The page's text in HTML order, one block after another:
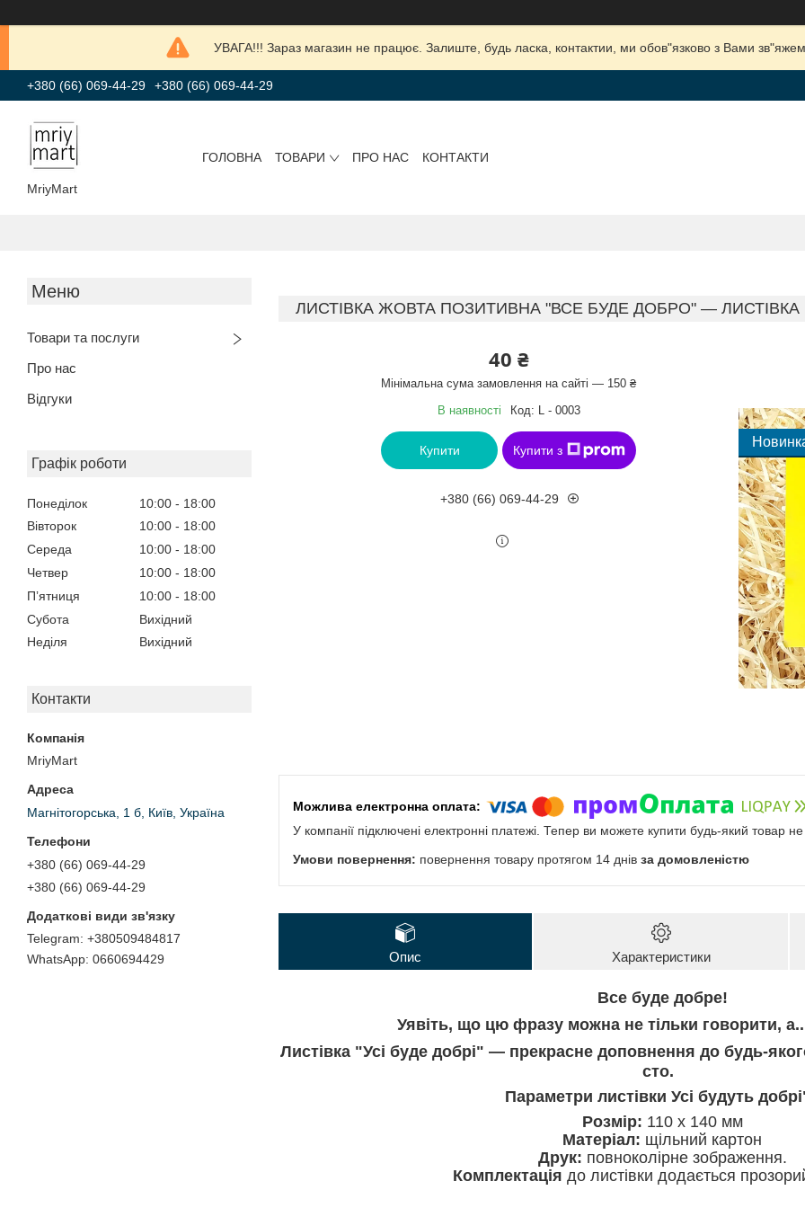
УВАГА!!! Зараз магазин не працює. Залиште, будь ласка, контактии, ми обов"язково з Вами
+380 (66) 069-44-29 +380 (66) 069-44-29
MriyMart
ГОЛОВНА ТОВАРИ ПРО НАС КОНТАКТИ
Товари та послуги
Про нас
Відгуки
Графік роботи
Понеділок 10:00
18:00
Вівторок
10:00
18:00
Середа
10:00
18:00
Четвер
10:00
18:00
Пʼятниця
10:00
18:00
Субота
Вихідний
Неділя
Вихідний
Контакти
MriyMart
Магнітогорська, 1 б, Київ, Україна
+380 (66) 069-44-29
+380 (66) 069-44-29
+380509484817
0660694429
ЛИСТІВКА ЖОВТА ПОЗИТИВНА "ВСЕ БУДЕ ДОБРО" —
40 ₴
Мінімальна сума замовлення на сайті — 150 ₴
В наявності
Код: L - 0003
Купити Купити з
+380 (66) 069-44-29
У компанії підключені електронні платежі. Тепер ви можете купити будь-який товар
повернення товару протягом 14 днів за домовленістю
Опис Характеристики
Все буде добре!
Уявіть, що цю фразу можна не тільки говорити,
Листівка "Усі буде добрі" — прекрасне доповнення до будь-
сто.
Параметри листівки Усі будуть
Розмір: 110 х 140 мм
Матеріал: щільний картон
Друк: повноколірне зображення.
Комплектація до листівки додається